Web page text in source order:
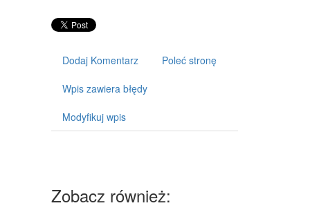
MATERIAŁY EKSPLOATACYJNE
MASZYNY
NARZĘDZIA
TRANSPORT
Dodaj Komentarz Poleć stronę
Wpis zawiera błędy
Modyfikuj wpis
Zobacz również: